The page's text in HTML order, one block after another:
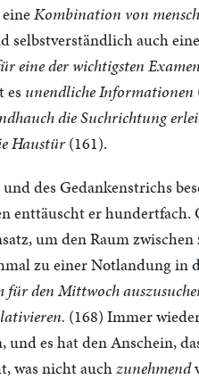
Kombination von
selbstverständlich auch
eine der wichtigsten
es unendliche Informationen
die Suchrichtung
Haustür (161).
des Gedankenstrichs
enttäuscht er
um den Raum
zu einer Notlandung in
den Mittwoch
(168) Immer
und es hat den Anschein,
was nicht auchzunehmend